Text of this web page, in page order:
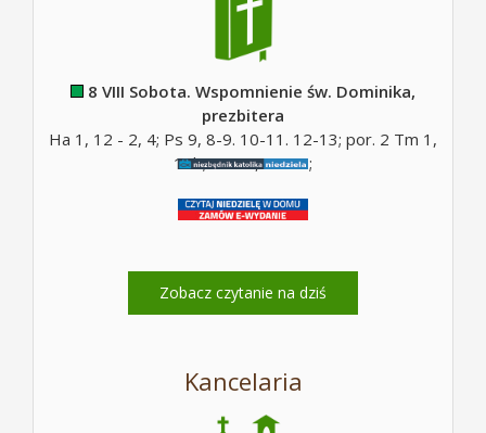
8 VIII Sobota. Wspomnienie św. Dominika,
prezbitera
Ha 1, 12 - 2, 4; Ps 9, 8-9. 10-11. 12-13; por. 2 Tm 1,
10b; Mt 17, 14-20;
Zobacz czytanie na dziś
Kancelaria